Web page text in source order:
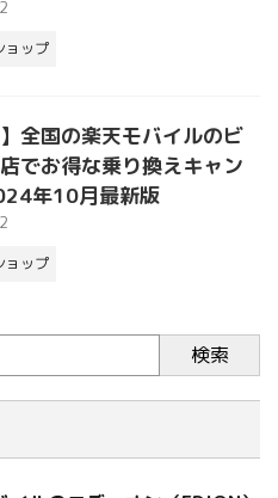
ョップ
】全国の楽天モバイルのビ
でお得な乗り換えキャン
年10月最新版
ョップ
検索